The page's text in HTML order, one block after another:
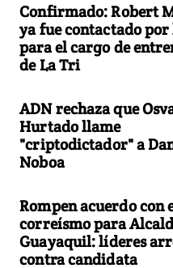
Confirmado: Robert
ya fue contactado por
para el cargo de
de La Tri
ADN rechaza que
Hurtado llame
"criptodictador" a
Noboa
Rompen acuerdo con
correísmo para
Guayaquil: líderes
contra candidata